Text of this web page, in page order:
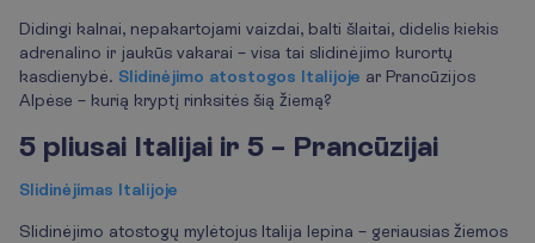
Didingi kalnai, nepakartojami vaizdai, balti šlaitai, didelis kiekis
adrenalino ir jaukūs vakarai – visa tai slidinėjimo kurortų
kasdienybė. Slidinėjimo atostogos Italijoje ar Prancūzijos
Alpėse – kurią kryptį rinksitės šią žiemą?
5 pliusai Italijai ir 5 – Prancūzijai
Slidinėjimas Italijoje
Slidinėjimo atostogų mylėtojus Italija lepina – geriausias žiemos